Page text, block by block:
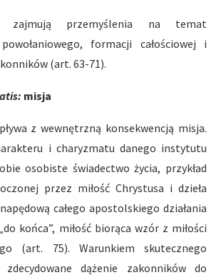
zajmują przemyślenia na temat
formacji całościowej i
(art. 63-71).
misja
z wewnętrzną konsekwencją misja.
i charyzmatu danego instytutu
osobiste świadectwo życia, przykład
przez miłość Chrystusa i dzieła
całego apostolskiego działania
końca”, miłość biorąca wzór z miłości
(art. 75). Warunkiem skutecznego
dążenie zakonników do